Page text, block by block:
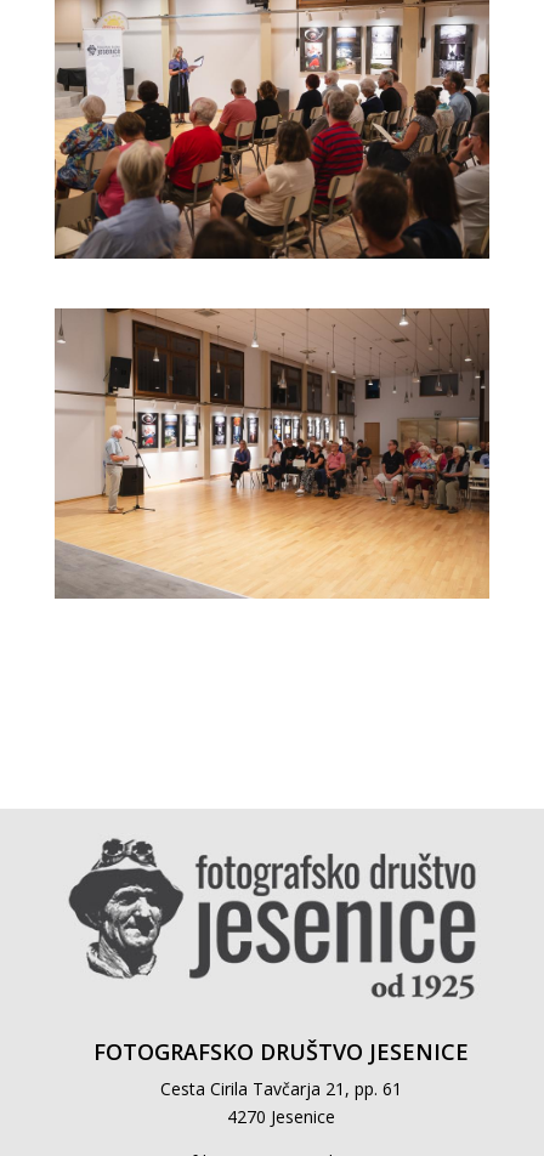
FOTOGRAFSKO DRUŠTVO JESENICE
Cesta Cirila Tavčarja 21, pp. 61
4270 Jesenice